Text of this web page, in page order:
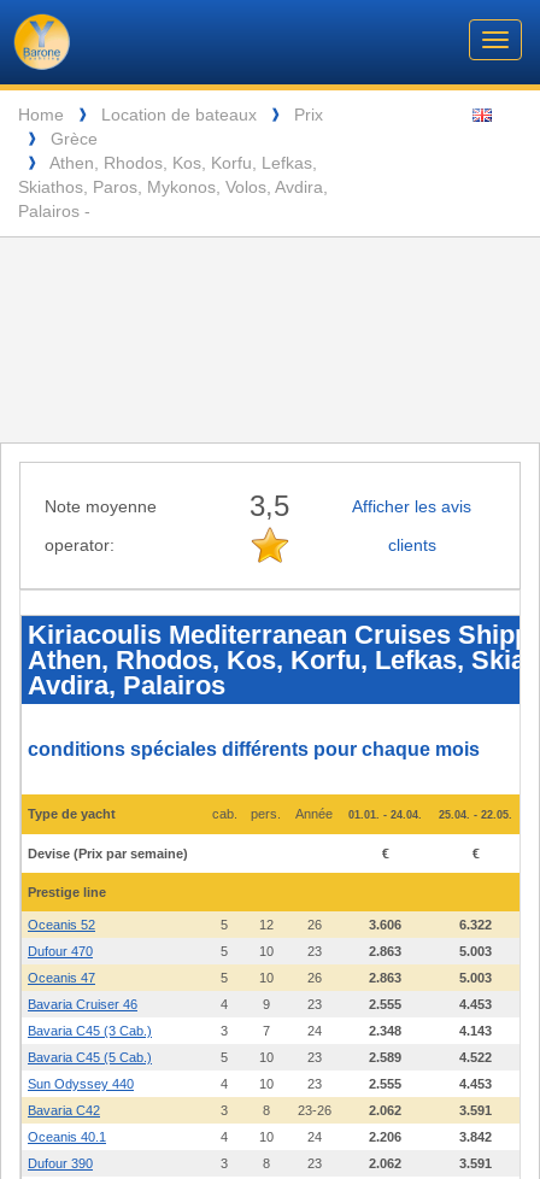
Barone
Yachting
Navigation
Breadcrumb
Home ❱ Location de bateaux ❱ Prix
❱ Grèce
❱
Athen, Rhodos, Kos, Korfu, Lefkas,
Skiathos, Paros, Mykonos, Volos, Avdira,
Palairos -
Language
Note moyenne
operator:
3,5
Afficher les avis
clients
Mediterranean
Cruises
Shipping
Ltd.
Bateaux
et
Korfu,
Lefkas,
Skiathos,
Paros,
Volos,
Avdira,
Palairos
Kiriacoulis Mediterranean Cruises
Athen, Rhodos, Kos, Korfu, Lefkas,
Avdira, Palairos
conditions spéciales différents pour chaque mois
Type de yacht cab. pers. Année 01.01. - 24.04. 25.04. - 22.05.
Devise (Prix par semaine) € €
Prestige line
Oceanis 52 5 12 26 3.606
6.322
Dufour 470
5 10 23 2.863
5.003
Oceanis 47
5 10 26 2.863
5.003
Bavaria Cruiser 46
4 9 23 2.555
4.453
Bavaria C45 (3 Cab.)
3 7 24 2.348
4.143
Bavaria C45 (5 Cab.)
5 10 23 2.589
4.522
Sun Odyssey 440
4 10 23 2.555
4.453
Bavaria C42
3 8 23-26 2.062
3.591
Oceanis 40.1
4 10 24 2.206
3.842
Dufour 390
3 8 23 2.062
3.591